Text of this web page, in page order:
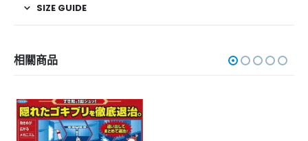
SIZE GUIDE
相關商品